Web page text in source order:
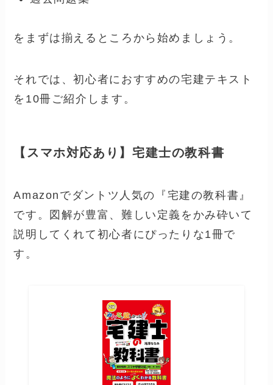
をまずは揃えるところから始めましょう。
それでは、初心者におすすめの宅建テキスト
を10冊ご紹介します。
【スマホ対応あり】宅建士の教科書
Amazonでダントツ人気の『宅建の教科書』
です。図解が豊富、難しい定義をかみ砕いて
説明してくれて初心者にぴったりな1冊で
す。